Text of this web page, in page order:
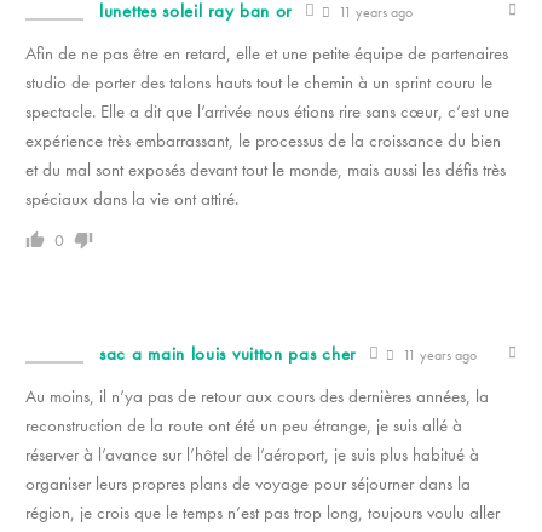
lunettes soleil ray ban or 11 years ago
Afin de ne pas être en retard, elle et une petite équipe de partenaires
studio de porter des talons hauts tout le chemin à un sprint couru le
spectacle. Elle a dit que l’arrivée nous étions rire sans cœur, c’est une
expérience très embarrassant, le processus de la croissance du bien
et du mal sont exposés devant tout le monde, mais aussi les défis très
spéciaux dans la vie ont attiré.
0
sac a main louis vuitton pas cher 11 years ago
Au moins, il n’ya pas de retour aux cours des dernières années, la
reconstruction de la route ont été un peu étrange, je suis allé à
réserver à l’avance sur l’hôtel de l’aéroport, je suis plus habitué à
organiser leurs propres plans de voyage pour séjourner dans la
région, je crois que le temps n’est pas trop long, toujours voulu aller